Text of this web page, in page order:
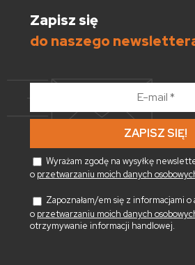
Zapisz się
do naszego
*
Wyrażam zgodę na wysyłkę
o przetwarzaniu moich danych
Zapoznałam/em się z informacjami
o przetwarzaniu moich danych
otrzymywanie informacji handlowej.